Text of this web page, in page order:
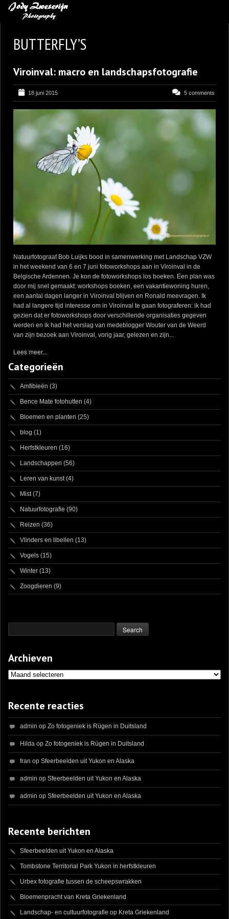
BLOG
LEREN VAN KUNST
BENCE MATE FOTOHUTTEN
OVER MIJ
CONTACT
BUTTERFLY’S
Viroinval: macro en landschapsfotografie
18 juni 2015 5 comments
Natuurfotograaf Bob Luijks bood in samenwerking met Landschap VZW
in het weekend van 6 en 7 juni fotoworkshops aan in Viroinval in de
Belgische Ardennen. Je kon de fotoworkshops los boeken. Een plan was
door mij snel gemaakt: workshops boeken, een vakantiewoning huren,
een aantal dagen langer in Viroinval blijven en Ronald meevragen. Ik
had al langere tijd interesse om in Viroinval te gaan fotograferen: ik had
gezien dat er fotoworkshops door verschillende organisaties gegeven
werden en ik had het verslag van medeblogger Wouter van de Weerd
van zijn bezoek aan Viroinval, vorig jaar, gelezen en zijn...
Lees meer...
Categorieën
Amfibieën (3)
Bence Mate fotohutten (4)
Bloemen en planten (25)
blog (1)
Herfstkleuren (16)
Landschappen (56)
Leren van kunst(4)
Mist(7)
Natuurfotografie (90)
Reizen (36)
Vlinders en libellen (13)
Vogels (15)
Winter (13)
Zoogdieren (9)
Archieven
Archieven
Recente reacties
admin op Zo fotogeniek is Rügen in Duitsland
Hilda op Zo fotogeniek is Rügen in Duitsland
fran op Sfeerbeelden uit Yukon en Alaska
admin op Sfeerbeelden uit Yukon en Alaska
admin op Sfeerbeelden uit Yukon en Alaska
Recente berichten
Sfeerbeelden uit Yukon en Alaska
Tombstone Territorial Park Yukon in herfstkleuren
Urbex fotografie tussen de scheepswrakken
Bloemenpracht van Kreta Griekenland
Landschap- en cultuurfotografie op Kreta Griekenland